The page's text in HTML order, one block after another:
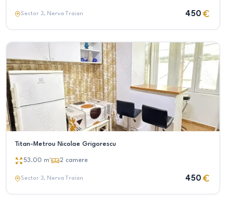
Sector 3, Nerva Traian 450
Titan-Metrou Nicolae Grigorescu
53.00 m² 2 camere
Sector 3, Nerva Traian 450